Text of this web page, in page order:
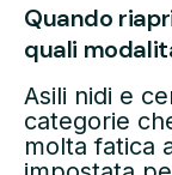
Quando
quali
Asili nidi e
categorie
molta fatica